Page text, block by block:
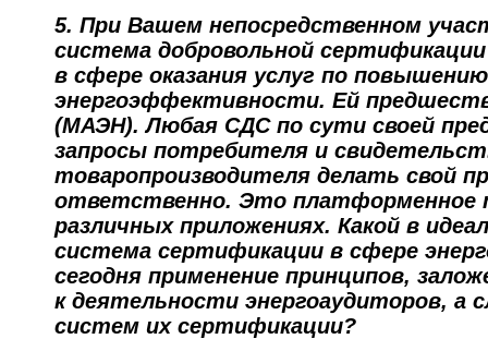
5. При Вашем непосредственном
система добровольной
в сфере оказания услуг по повышению
энергоэффективности. Ей
(МАЭН). Любая СДС по сути своей
запросы потребителя и
товаропроизводителя делать свой
ответственно. Это платформенное
различных приложениях. Какой в
система сертификации в сфере
сегодня применение принципов,
к деятельности энергоаудиторов, а
систем их сертификации?